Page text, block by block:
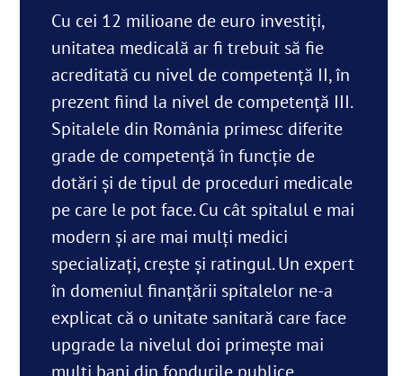
Cu cei 12 milioane de euro investiți,
unitatea medicală ar fi trebuit să fie
acreditată cu nivel de competență II, în
prezent fiind la nivel de competență III.
Spitalele din România primesc diferite
grade de competență în funcție de
dotări și de tipul de proceduri medicale
pe care le pot face. Cu cât spitalul e mai
modern și are mai mulți medici
specializați, crește și ratingul. Un expert
în domeniul finanțării spitalelor ne-a
explicat că o unitate sanitară care face
upgrade la nivelul doi primește mai